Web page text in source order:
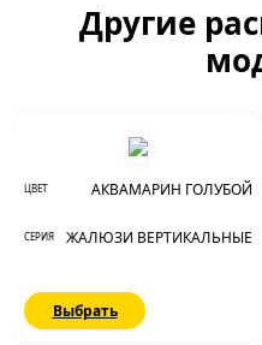
Другие
ЦВЕТ АКВАМАРИН ГОЛУБОЙ
СЕРИЯ ЖАЛЮЗИ ВЕРТИКАЛЬНЫЕ
Выбрать